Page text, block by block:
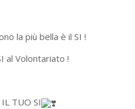
la più bella è il SI !
al Volontariato !
TUO SI